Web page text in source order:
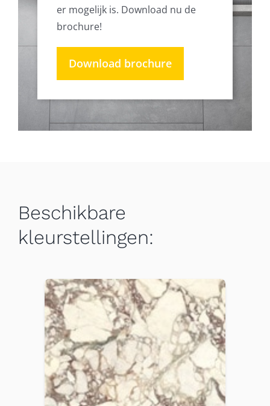
er mogelijk is. Download nu de
brochure!
Download brochure
Beschikbare
kleurstellingen: